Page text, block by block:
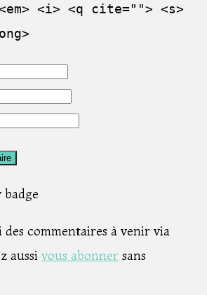
<i> <q cite=""> <s>
commentaires à venir via
aussi vous abonner sans